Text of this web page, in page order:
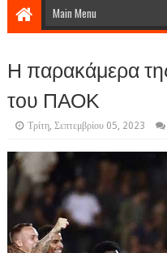
Η παρακάμερα
του ΠΑΟΚ
Τρίτη, Σεπτεμβρίου 05, 2023